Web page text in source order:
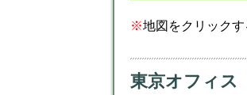
※地図をクリック
東京オフィス